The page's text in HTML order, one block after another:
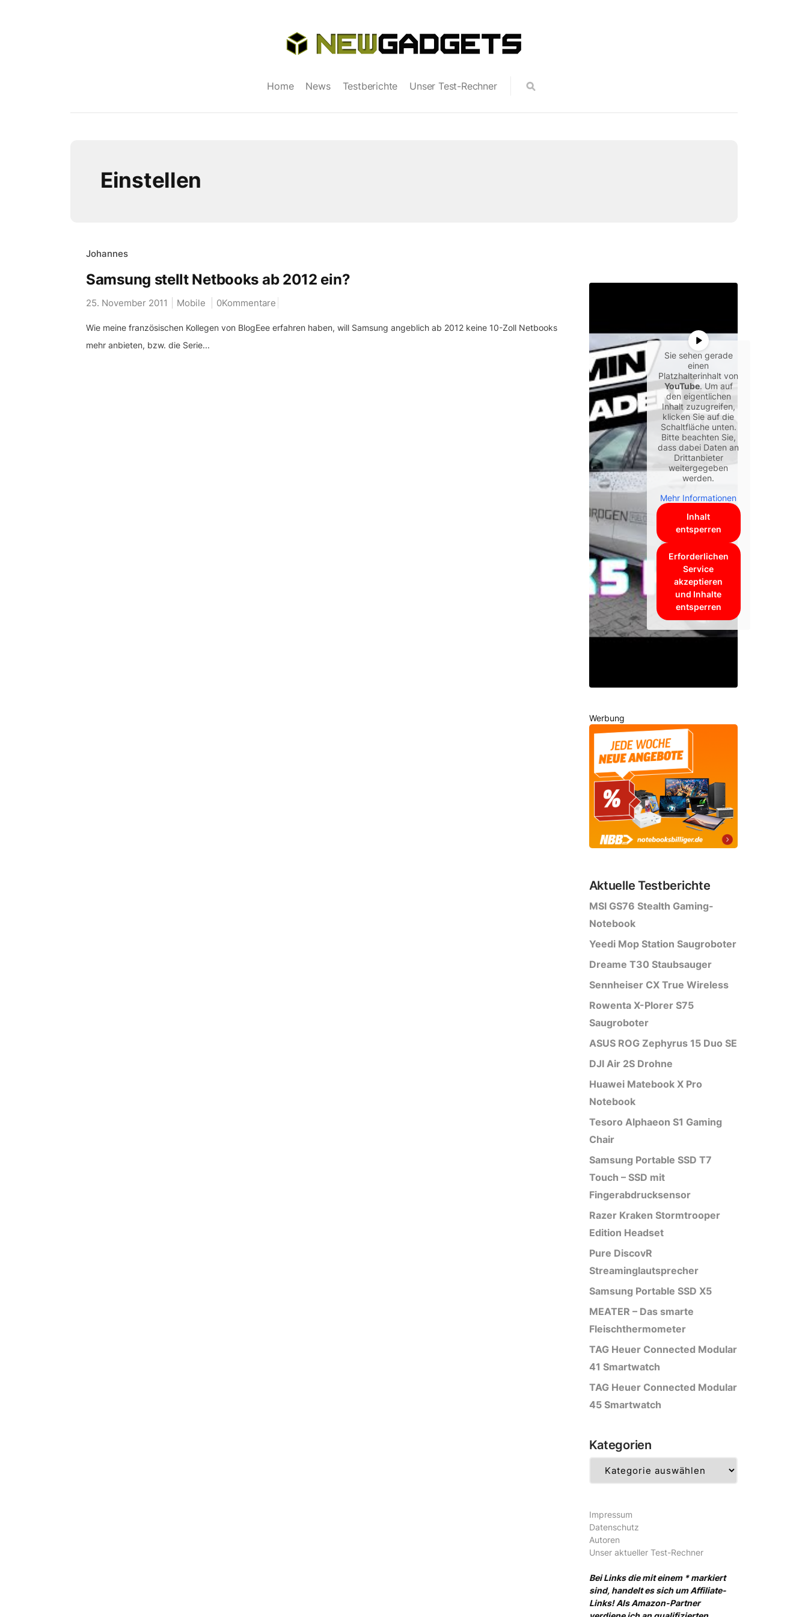
Home News Testberichte Unser Test-Rechner
Einstellen
Johannes
Samsung stellt Netbooks ab 2012 ein?
25. November 2011 Mobile 0Kommentare
Wie meine französischen Kollegen von BlogEee erfahren haben, will Samsung angeblich ab 2012 keine 10-Zoll Netbooks
mehr anbieten, bzw. die Serie...
Sie sehen gerade
einen
Platzhalterinhalt von
YouTube. Um auf
den eigentlichen
Inhalt zuzugreifen,
klicken Sie auf die
Schaltfläche unten.
Bitte beachten Sie,
dass dabei Daten an
Drittanbieter
weitergegeben
werden.
Mehr Informationen
Inhalt
entsperren
Erforderlichen
Service
akzeptieren
und Inhalte
entsperren
Werbung
Aktuelle Testberichte
MSI GS76 Stealth Gaming-
Notebook
Yeedi Mop Station Saugroboter
Dreame T30 Staubsauger
Sennheiser CX True Wireless
Rowenta X-Plorer S75
Saugroboter
ASUS ROG Zephyrus 15 Duo SE
DJI Air 2S Drohne
Huawei Matebook X Pro
Notebook
Tesoro Alphaeon S1 Gaming
Chair
Samsung Portable SSD T7
Touch – SSD mit
Fingerabdrucksensor
Razer Kraken Stormtrooper
Edition Headset
Pure DiscovR
Streaminglautsprecher
Samsung Portable SSD X5
MEATER – Das smarte
Fleischthermometer
TAG Heuer Connected Modular
41 Smartwatch
TAG Heuer Connected Modular
45 Smartwatch
Kategorien
Impressum
Datenschutz
Autoren
Unser aktueller Test-Rechner
Bei Links die mit einem * markiert
sind, handelt es sich um Affiliate-
Links! Als Amazon-Partner